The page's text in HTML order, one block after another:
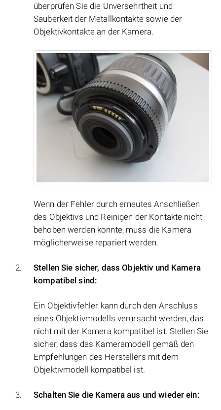
überprüfen Sie die Unversehrtheit und
Sauberkeit der Metallkontakte sowie der
Objektivkontakte an der Kamera.
Wenn der Fehler durch erneutes Anschließen
des Objektivs und Reinigen der Kontakte nicht
behoben werden konnte, muss die Kamera
möglicherweise repariert werden.
Stellen Sie sicher, dass Objektiv und Kamera
kompatibel sind:
Ein Objektivfehler kann durch den Anschluss
eines Objektivmodells verursacht werden, das
nicht mit der Kamera kompatibel ist. Stellen Sie
sicher, dass das Kameramodell gemäß den
Empfehlungen des Herstellers mit dem
Objektivmodell kompatibel ist.
Schalten Sie die Kamera aus und wieder ein: